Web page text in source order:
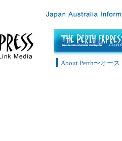
About Perth〜オー